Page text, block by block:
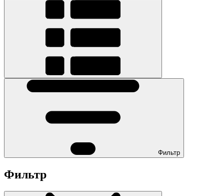
Фильтр
Фильтр